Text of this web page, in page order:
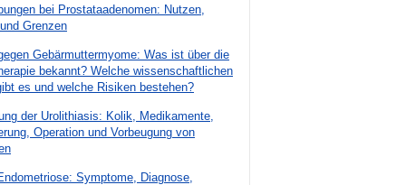
bei Prostataadenomen: Nutzen,
Grenzen
Gebärmuttermyome: Was ist über die
bekannt? Welche wissenschaftlichen
es und welche Risiken bestehen?
der Urolithiasis: Kolik, Medikamente,
Operation und Vorbeugung von
Symptome, Diagnose,